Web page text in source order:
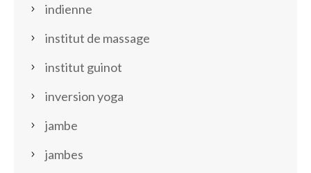
indienne
institut de massage
institut guinot
inversion yoga
jambe
jambes